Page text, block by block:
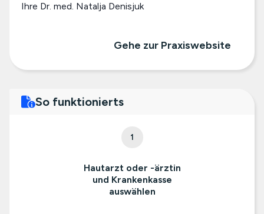
Ihre Dr. med. Natalja Denisjuk
Gehe zur Praxiswebsite
So funktionierts
1
Hautarzt oder -ärztin
und Krankenkasse
auswählen